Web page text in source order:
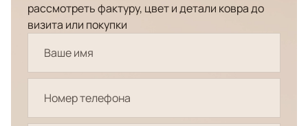
рассмотреть фактуру, цвет и детали ковра до
визита или покупки